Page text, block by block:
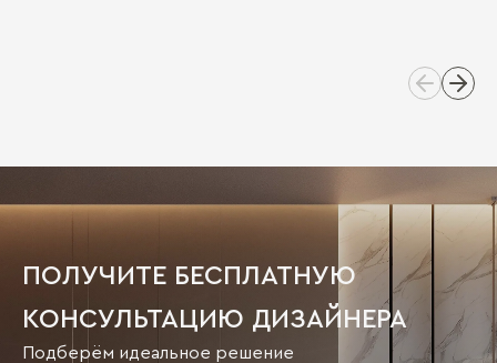
ПОЛУЧИТЕ БЕСПЛАТНУЮ
КОНСУЛЬТАЦИЮ ДИЗАЙНЕРА
Подберём идеальное решение